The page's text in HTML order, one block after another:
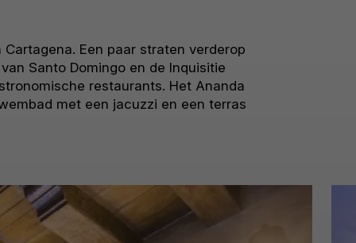
Een paar straten verderop
Santo Domingo en de Inquisitie
restaurants. Het Ananda
met een jacuzzi en een terras